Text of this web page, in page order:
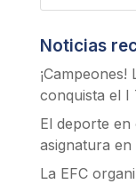
Noticias
conquista el I
El deporte en
asignatura en
La EFC